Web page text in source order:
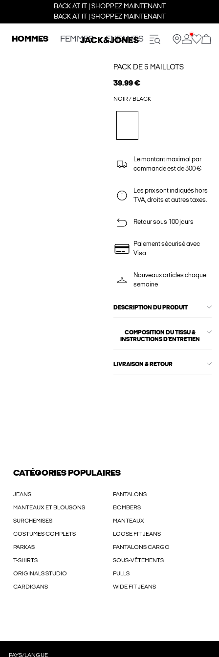
BACK AT IT | SHOPPEZ MAINTENANT
BACK AT IT | SHOPPEZ MAINTENANT
HOMMES FEMMES ENFANTS
PACK DE 5 MAILLOTS
39.99 €
NOIR / BLACK
Le montant maximal par
commande est de 300 €
Les prix sont indiqués hors
TVA, droits et autres taxes.
Retour sous 100 jours
Paiement sécurisé avec
Visa
Nouveaux articles chaque
semaine
DESCRIPTION DU PRODUIT
COMPOSITION DU TISSU &
INSTRUCTIONS D'ENTRETIEN
LIVRAISON & RETOUR
CATÉGORIES POPULAIRES
JEANS PANTALONS
MANTEAUX ET BLOUSONS BOMBERS
SURCHEMISES MANTEAUX
COSTUMES COMPLETS LOOSE FIT JEANS
PARKAS PANTALONS CARGO
T-SHIRTS SOUS-VÊTEMENTS
ORIGINALS STUDIO PULLS
CARDIGANS WIDE FIT JEANS
PAYS/LANGUE